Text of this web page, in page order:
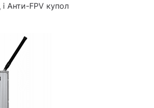
Анти-FPV купол